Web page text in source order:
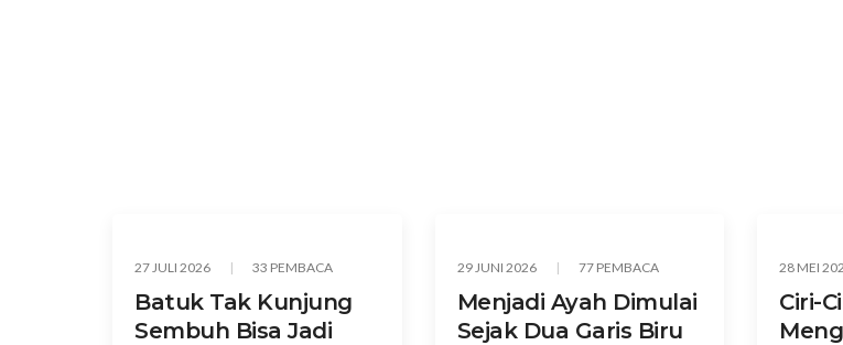
27 JULI 2026 33 PEMBACA
Batuk Tak Kunjung
Sembuh Bisa Jadi
29 JUNI 2026 77 PEMBACA
Menjadi Ayah Dimulai
Sejak Dua Garis Biru
28 MEI
Ciri-